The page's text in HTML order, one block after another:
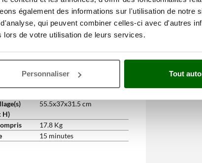
également des informations sur l'utilisation de notre
qui peuvent combiner celles-ci avec d'autres
de votre utilisation de leurs services.
Personnaliser Tout
8 m
oui
Oui
cm (L
33x31x84 cm
H)
55.5x37x31.5 cm
17.8 Kg
15 minutes